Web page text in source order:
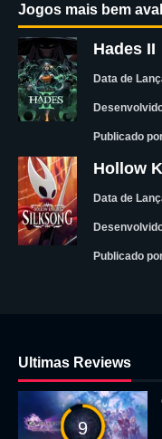
Jogos mais bem
Hades II
Data de
Publicado
Hollow
Data de
Publicado
Ultimas Reviews
9